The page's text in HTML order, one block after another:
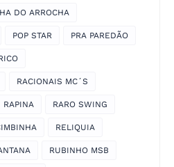
DO ARROCHA
POP STAR PRA PAREDÃO
RACIONAIS MC´S
RAPINA RARO SWING
RELIQUIA
RUBINHO MSB